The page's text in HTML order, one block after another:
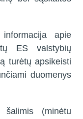
apie
ES valstybių
turėtų apsikeisti
duomenys
(minėtu